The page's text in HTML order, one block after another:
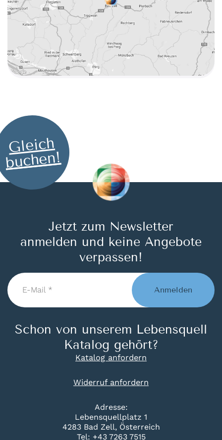
Gleich
buchen!
Adresse:
Lebensquellplatz 1
4283 Bad Zell, Österreich
Tel: +43 7263 7515
Jetzt zum Newsletter
anmelden und keine Angebote
verpassen!
E-
Mail
*
Anmelden
Schon von unserem Lebensquell
Katalog gehört?
Katalog anfordern
Widerruf anfordern